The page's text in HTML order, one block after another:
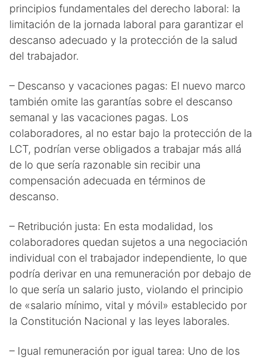
principios fundamentales del derecho laboral: la
limitación de la jornada laboral para garantizar el
descanso adecuado y la protección de la salud
del trabajador.
– Descanso y vacaciones pagas: El nuevo marco
también omite las garantías sobre el descanso
semanal y las vacaciones pagas. Los
colaboradores, al no estar bajo la protección de la
LCT, podrían verse obligados a trabajar más allá
de lo que sería razonable sin recibir una
compensación adecuada en términos de
descanso.
– Retribución justa: En esta modalidad, los
colaboradores quedan sujetos a una negociación
individual con el trabajador independiente, lo que
podría derivar en una remuneración por debajo de
lo que sería un salario justo, violando el principio
de «salario mínimo, vital y móvil» establecido por
la Constitución Nacional y las leyes laborales.
– Igual remuneración por igual tarea: Uno de los